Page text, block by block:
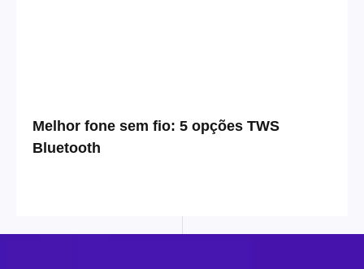
Melhor fone sem fio: 5 opções TWS
Bluetooth